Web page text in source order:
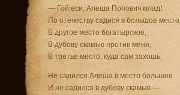
— Гой еси, Алеша Попович млад!
По отечеству садися в большое
В другое место богатырское,
В дубову скамью против меня,
В третье место, куда сам захошь.
Не садился Алеша в место большее
И не садился в дубову скамью —